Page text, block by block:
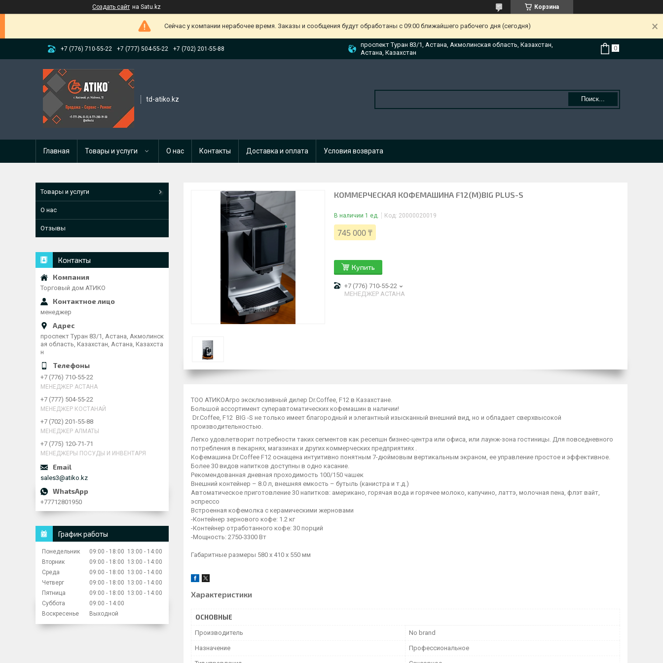
Создать сайт на Satu.kz Корзина
Сейчас у компании нерабочее время. Заказы и сообщения будут обработаны с 09:00 ближайшего рабочего дня (сегодня)
+7 (776) 710-55-22 +7 (777) 504-55-22 +7 (702) 201-55-88
проспект Туран 83/1, Астана, Акмолинская область, Казахстан,
Астана, Казахстан
td-atiko.kz Поиск...
Главная Товары и услуги О нас Контакты Доставка и оплата Условия возврата
КОММЕРЧЕСКАЯ КОФЕМАШИНА F12(M)BIG PLUS-S
В наличии 1 ед. Код: 20000020019
745 000 ₸
Купить
+7 (776) 710-55-22
МЕНЕДЖЕР АСТАНА
ТОО АТИКОАгро эксклюзивный дилер Dr.Coffee, F12 в Казахстане.
Большой ассортимент суперавтоматических кофемашин в наличии!
Dr.Coffee, F12 BIG -S не только имеет благородный и элегантный изысканный внешний вид, но и обладает сверхвысокой
производительностью.
Легко удовлетворит потребности таких сегментов как ресепшн бизнес-центра или офиса, или лаунж-зона гостиницы. Для повседневного
потребления в пекарнях, магазинах и других коммерческих предприятиях .
Кофемашина Dr.Coffee F12 оснащена интуитивно понятным 7-дюймовым вертикальным экраном, ее управление простое и эффективное.
Более 30 видов напитков доступны в одно касание.
Рекомендованная дневная проходимость 100/150 чашек
Внешний контейнер – 8.0 л, внешняя емкость – бутыль (канистра и т.д.)
Автоматическое приготовление 30 напитков: американо, горячая вода и горячее молоко, капучино, латтэ, молочная пена, флэт вайт,
эспрессо
Встроенная кофемолка с керамическими жерновами
-Контейнер зернового кофе: 1.2 кг
-Контейнер отработанного кофе: 30 порций
-Мощность: 2750-3300 Вт
Габаритные размеры 580 x 410 x 550 мм
Характеристики
ОСНОВНЫЕ
Производитель No brand
Назначение Профессиональное
Товары и услуги
О нас
Отзывы
Контакты
Торговый дом АТИКО
менеджер
проспект Туран 83/1, Астана, Акмолинск
ая область, Казахстан, Астана, Казахста
н
+7 (776) 710-55-22
МЕНЕДЖЕР АСТАНА
+7 (777) 504-55-22
МЕНЕДЖЕР КОСТАНАЙ
+7 (702) 201-55-88
МЕНЕДЖЕР АЛМАТЫ
+7 (775) 120-71-71
МЕНЕДЖЕРЫ ПОСУДЫ И ИНВЕНТАРЯ
sales3@atiko.kz
+77712801950
График работы
Понедельник 09:00 18:00 13:00
14:00
Вторник
09:00 18:00 13:00
14:00
Среда
09:00 18:00 13:00
14:00
Четверг
09:00 18:00 13:00
14:00
Пятница
09:00 18:00 13:00
14:00
Суббота
09:00
14:00
Воскресенье
Выходной